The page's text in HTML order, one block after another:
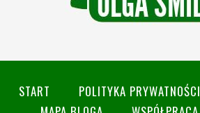
START POLITYKA PRYWATNOŚCI